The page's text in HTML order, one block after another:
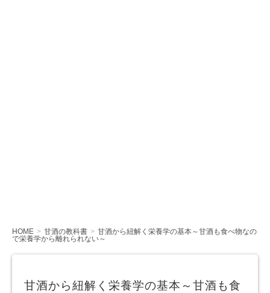
HOME 甘酒の教科書
甘酒から紐解く栄養学の基本～甘酒も食べ物なの
で栄養学から離れられない～
甘酒から紐解く栄養学の基本～甘酒も食